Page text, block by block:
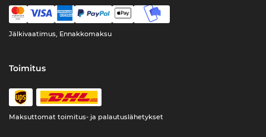
Jälkivaatimus, Ennakkomaksu
Toimitus
Maksuttomat toimitus- ja palautuslähetykset